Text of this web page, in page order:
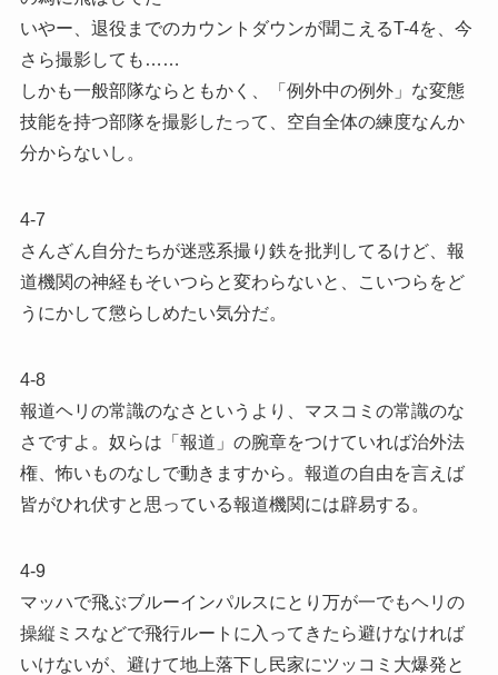
いやー、退役までのカウントダウンが聞こえるT-4を、今
さら撮影しても……
しかも一般部隊ならともかく、「例外中の例外」な変態
技能を持つ部隊を撮影したって、空自全体の練度なんか
分からないし。
4-7
さんざん自分たちが迷惑系撮り鉄を批判してるけど、報
道機関の神経もそいつらと変わらないと、こいつらをど
うにかして懲らしめたい気分だ。
4-8
報道ヘリの常識のなさというより、マスコミの常識のな
さですよ。奴らは「報道」の腕章をつけていれば治外法
権、怖いものなしで動きますから。報道の自由を言えば
皆がひれ伏すと思っている報道機関には辟易する。
4-9
マッハで飛ぶブルーインパルスにとり万が一でもヘリの
操縦ミスなどで飛行ルートに入ってきたら避けなければ
いけないが、避けて地上落下し民家にツッコミ大爆発と